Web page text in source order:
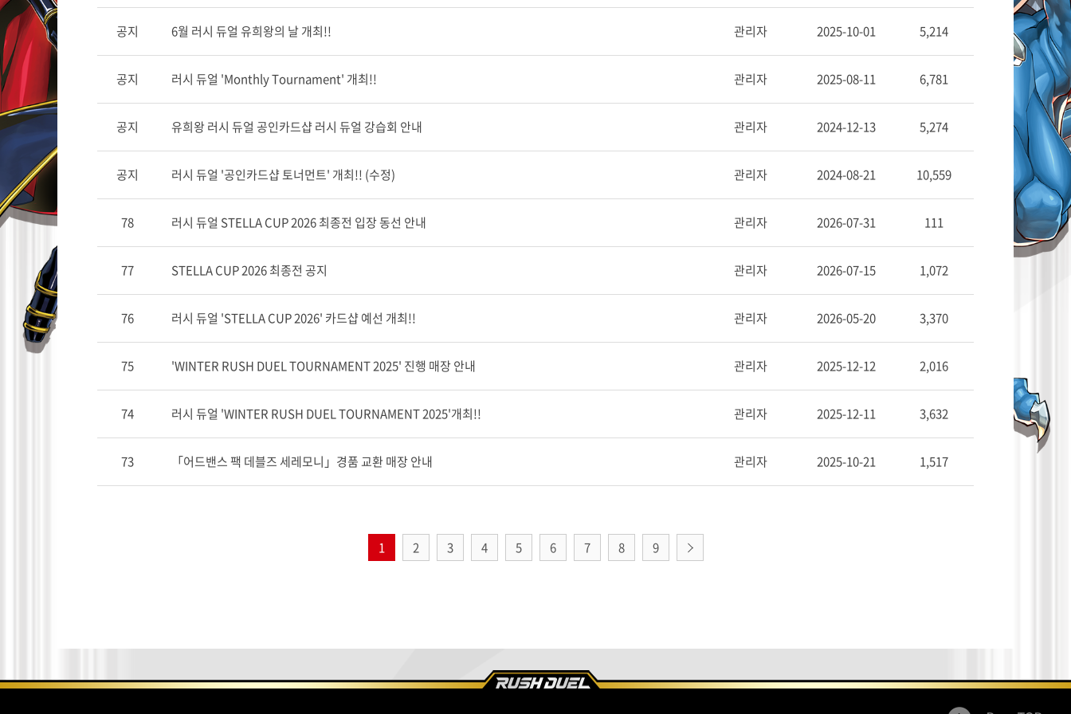
공지 6월 러시 듀얼 유희왕의 날 개최!! 관리자 2025-10-01 5,214
공지 러시 듀얼 'Monthly Tournament' 개최!! 관리자 2025-08-11 6,781
공지 유희왕 러시 듀얼 공인카드샵 러시 듀얼 강습회 안내 관리자 2024-12-13 5,274
공지 러시 듀얼 '공인카드샵 토너먼트' 개최!! (수정) 관리자 2024-08-21 10,559
78 러시 듀얼 STELLA CUP 2026 최종전 입장 동선 안내 관리자 2026-07-31 111
77 STELLA CUP 2026 최종전 공지 관리자 2026-07-15 1,072
76 러시 듀얼 'STELLA CUP 2026' 카드샵 예선 개최!! 관리자 2026-05-20 3,370
75 'WINTER RUSH DUEL TOURNAMENT 2025' 진행 매장 안내 관리자 2025-12-12 2,016
74 러시 듀얼 'WINTER RUSH DUEL TOURNAMENT 2025'개최!! 관리자 2025-12-11 3,632
73 「어드밴스 팩 데블즈 세레모니」경품 교환 매장 안내 관리자 2025-10-21 1,517
1 2 3 4 5 6 7 8 9